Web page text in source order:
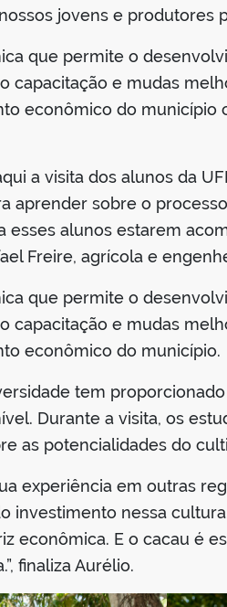
jovens e produtores
que permite o
capacitação e mudas
econômico do
a visita dos alunos da
aprender sobre o
esses alunos estarem
Freire, agrícola e
que permite o
capacitação e mudas
econômico do município.
tem
Durante a visita, os
as potencialidades do
experiência em outras
investimento nessa
econômica. E o cacau é
finaliza Aurélio.